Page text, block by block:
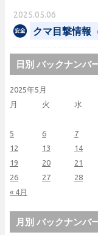
2025.05.06
クマ目撃情報
日別 バックナンバ
2025年5月
月
火 水
« 4月
5
6 7
12
13 14
19
20 21
26
27 28
月別 バックナンバ